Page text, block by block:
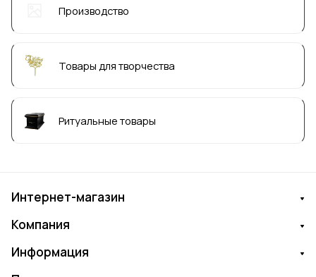
Производство
Товары для творчества
Ритуальные товары
Интернет-магазин
Компания
Информация